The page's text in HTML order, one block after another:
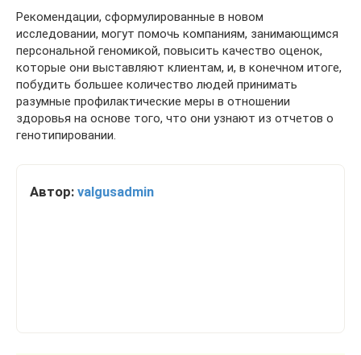
Рекомендации, сформулированные в новом
исследовании, могут помочь компаниям, занимающимся
персональной геномикой, повысить качество оценок,
которые они выставляют клиентам, и, в конечном итоге,
побудить большее количество людей принимать
разумные профилактические меры в отношении
здоровья на основе того, что они узнают из отчетов о
генотипировании.
Автор: valgusadmin